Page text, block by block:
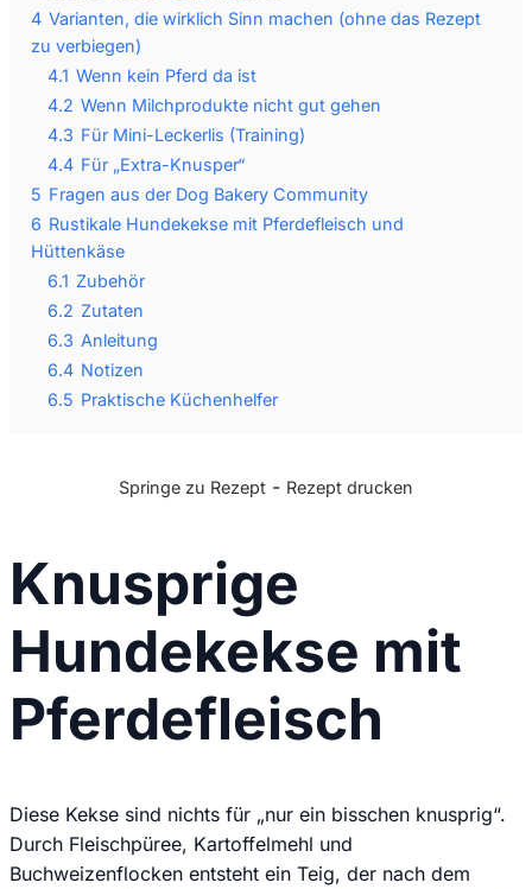
4 Varianten, die wirklich Sinn machen (ohne das Rezept
zu verbiegen)
4.1 Wenn kein Pferd da ist
4.2 Wenn Milchprodukte nicht gut gehen
4.3 Für Mini-Leckerlis (Training)
4.4 Für „Extra-Knusper“
5 Fragen aus der Dog Bakery Community
6 Rustikale Hundekekse mit Pferdefleisch und
Hüttenkäse
6.1 Zubehör
6.2 Zutaten
6.3 Anleitung
6.4 Notizen
6.5 Praktische Küchenhelfer
Springe zu Rezept - Rezept drucken
Knusprige
Hundekekse mit
Pferdefleisch
Diese Kekse sind nichts für „nur ein bisschen knusprig“.
Durch Fleischpüree, Kartoffelmehl und
Buchweizenflocken entsteht ein Teig, der nach dem